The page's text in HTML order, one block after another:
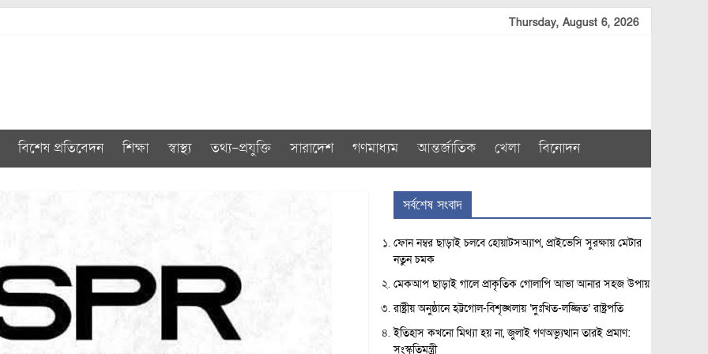
Thursday, August 6, 2026
বিশেষ প্রতিবেদন শিক্ষা স্বাস্থ্য তথ্য-প্রযুক্তি সারাদেশ গণমাধ্যম আন্তর্জাতিক খেলা বিনোদন
সর্বশেষ সংবাদ
ফোন নম্বর ছাড়াই চলবে হোয়াটসঅ্যাপ, প্রাইভেসি সুরক্ষায় মেটার
নতুন চমক
মেকআপ ছাড়াই গালে প্রাকৃতিক গোলাপি আভা আনার সহজ উপায়
রাষ্ট্রীয় অনুষ্ঠানে হট্টগোল-বিশৃঙ্খলায় ‘দুঃখিত-লজ্জিত’ রাষ্ট্রপতি
ইতিহাস কখনো মিথ্যা হয় না, জুলাই গণঅভ্যুত্থান তারই প্রমাণ:
সংস্কৃতিমন্ত্রী